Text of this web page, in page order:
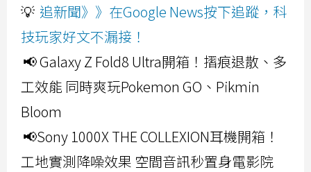
💡 追新聞》》在Google News按下追蹤，科
技玩家好文不漏接！
📢 Galaxy Z Fold8 Ultra開箱！摺痕退散、多
工效能 同時爽玩Pokemon GO、Pikmin
Bloom
📢Sony 1000X THE COLLEXION耳機開箱！
工地實測降噪效果 空間音訊秒置身電影院